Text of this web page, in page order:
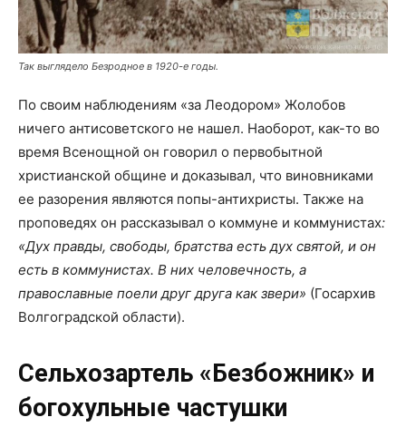
Так выглядело Безродное в 1920-е годы.
По своим наблюдениям «за Леодором» Жолобов
ничего антисоветского не нашел. Наоборот, как-то во
время Всенощной он говорил о первобытной
христианской общине и доказывал, что виновниками
ее разорения являются попы-антихристы. Также на
проповедях он рассказывал о коммуне и коммунистах:
«Дух правды, свободы, братства есть дух святой, и он
есть в коммунистах. В них человечность, а
православные поели друг друга как звери» (Госархив
Волгоградской области).
Сельхозартель «Безбожник» и
богохульные частушки